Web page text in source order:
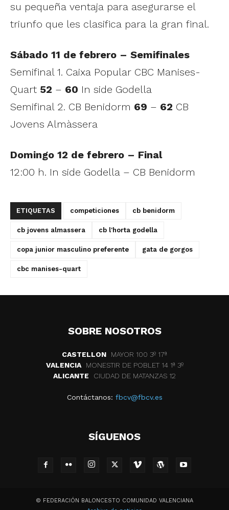
su pequeña ventaja para asegurarse el
triunfo que les clasifica para la gran final.
Sábado 11 de febrero – Semifinales
Semifinal 1. Caixa Popular CBC Manises-
Quart 52 – 60 In side Godella
Semifinal 2. CB Benidorm 69 – 62 CB
Jovens Almàssera
Domingo 12 de febrero – Final
12:00 h. In side Godella – CB Benidorm
ETIQUETAS competiciones cb benidorm
cb jovens almassera cb l'horta godella
copa junior masculino preferente gata de gorgos
cbc manises-quart
SOBRE NOSOTROS
CASTELLON
MAYOR 100 3º 17ª
VALENCIA
MONESTIR DE POBLET 14 1ª 3º
ALICANTE
CIUDAD DE MATANZAS 12
Contáctanos: fbcv@fbcv.es
SÍGUENOS
© FEDERACIÓN BALONCESTO COMUNIDAD VALENCIANA